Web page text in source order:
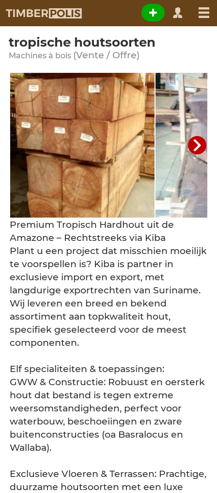
tropische houtsoorten
Machines à bois (Vente / Offre)
Premium Tropisch Hardhout uit de
Amazone – Rechtstreeks via Kiba
Plant u een project dat misschien moeilijk
te voorspellen is? Kiba is partner in
exclusieve import en export, met
langdurige exportrechten van Suriname.
Wij leveren een breed en bekend
assortiment aan topkwaliteit hout,
specifiek geselecteerd voor de meest
componenten.
Elf specialiteiten & toepassingen:
GWW & Constructie: Robuust en oersterk
hout dat bestand is tegen extreme
weersomstandigheden, perfect voor
waterbouw, beschoeiingen en zware
buitenconstructies (oa Basralocus en
Wallaba).
Exclusieve Vloeren & Terrassen: Prachtige,
duurzame houtsoorten met een luxe